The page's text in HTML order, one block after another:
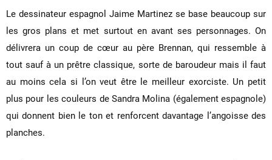
Le dessinateur espagnol Jaime Martinez se base beaucoup sur
les gros plans et met surtout en avant ses personnages. On
délivrera un coup de cœur au père Brennan, qui ressemble à
tout sauf à un prêtre classique, sorte de baroudeur mais il faut
au moins cela si l’on veut être le meilleur exorciste. Un petit
plus pour les couleurs de Sandra Molina (également espagnole)
qui donnent bien le ton et renforcent davantage l’angoisse des
planches.